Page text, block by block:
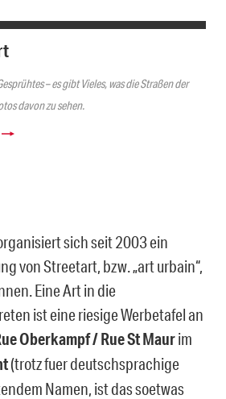
– es gibt Vieles, was die Straßen der
davon zu sehen.
sich seit 2003 ein
von Streetart, bzw. „art urbain“,
Eine Art in die
ist eine riesige Werbetafel an
Oberkampf / Rue St Maurim
(trotz fuer deutschsprachige
Namen, ist das soetwas